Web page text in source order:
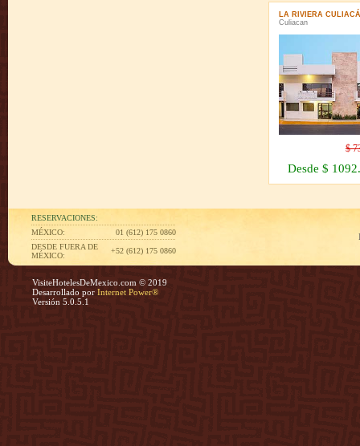
LA RIVIERA
Culiacan
$
Desde $
RESERVACIONES:
MÉXICO:
01 (612) 175 0860
DESDE FUERA DE
MÉXICO:
+52 (612) 175 0860
VisiteHotelesDeMexico.com © 2019
Desarrollado por Internet Power®
Versión 5.0.5.1